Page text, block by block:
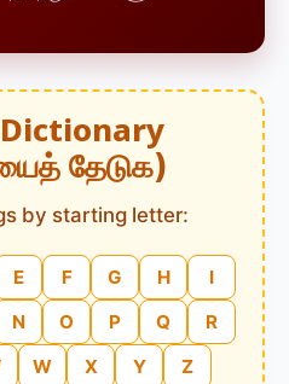
தேடுக)
by starting letter:
E F G H
I
N O P Q
R
W X Y Z